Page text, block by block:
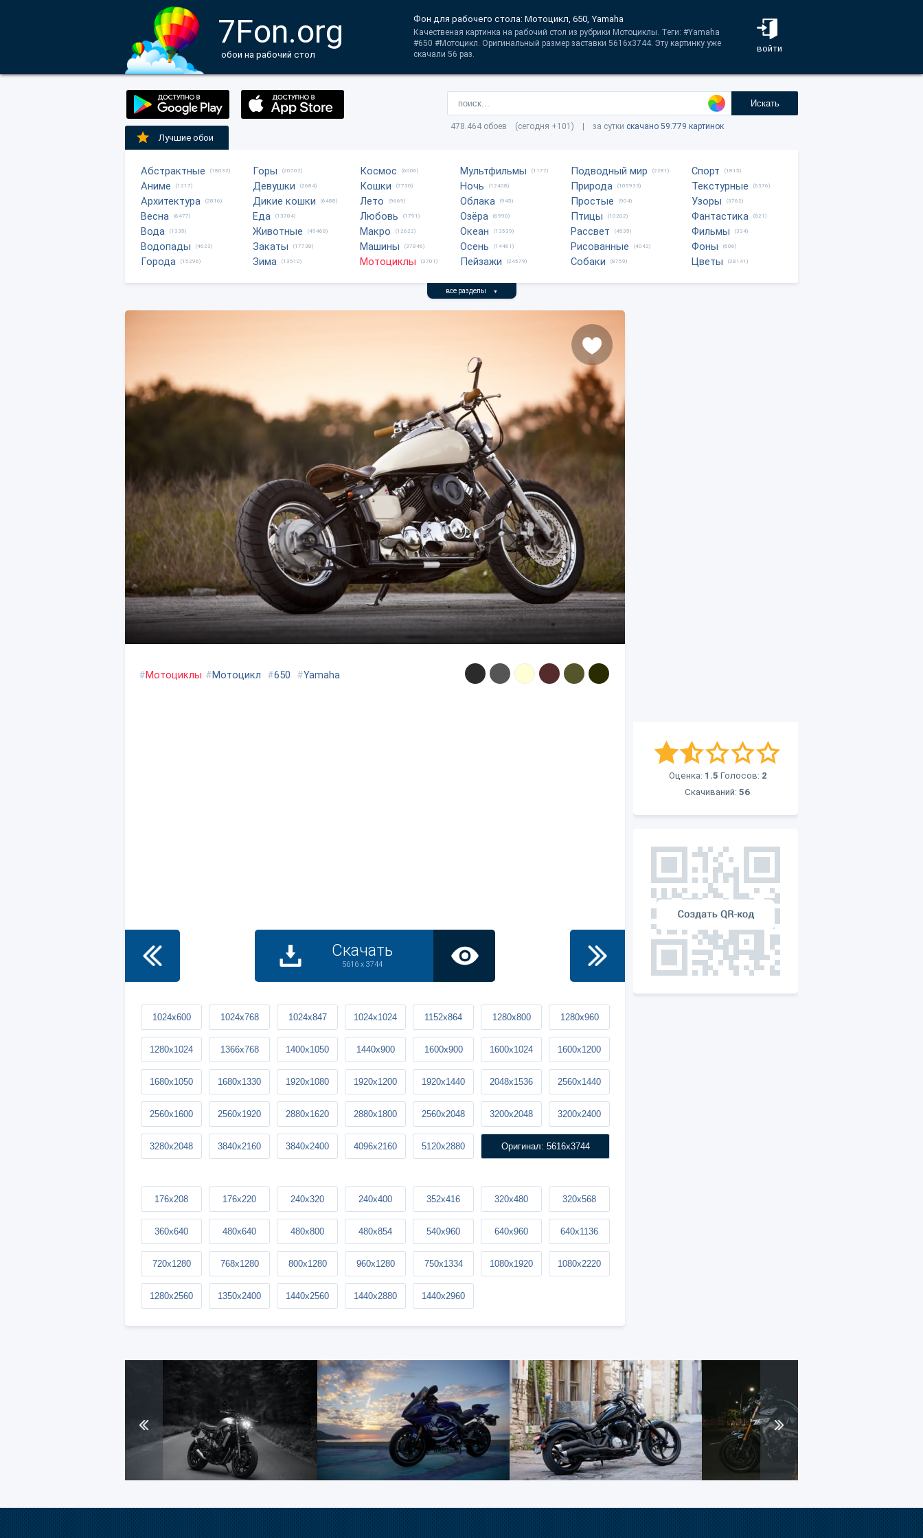
7Fon.org
обои на рабочий стол
войти
Фон для рабочего стола: Мотоцикл, 650, Yamaha
Качественая картинка на рабочий стол из рубрики Мотоциклы. Теги: #Yamaha
#650 #Мотоцикл. Оригинальный размер заставки 5616x3744. Эту картинку уже
скачали 56 раз.
Искать
478.464 обоев (сегодня +101) | за сутки скачано 59.779 картинок
Лучшие обои
Абстрактные (18032)
Аниме (1217)
Архитектура (2816)
Весна (6477)
Вода (1335)
Водопады (4623)
Города (15296)
Горы (20702)
Девушки (2684)
Дикие кошки (6488)
Еда (13704)
Животные (49468)
Закаты (17738)
Зима (13510)
Космос (6006)
Кошки (7730)
Лето (9669)
Любовь (1791)
Макро (12622)
Машины (37846)
Мотоциклы (3701)
Мультфильмы (1177)
Ночь (12408)
Облака (945)
Озёра (6990)
Океан (13539)
Осень (14461)
Пейзажи (24579)
Подводный мир (2281)
Природа (105933)
Простые (904)
Птицы (10202)
Рассвет (4535)
Рисованные (4042)
Собаки (8759)
Спорт (1815)
Текстурные (6376)
Узоры (3762)
Фантастика (821)
Фильмы (334)
Фоны (606)
Цветы (28141)
все разделы ▼
Оценка: 1.5 Голосов: 2
Скачиваний: 56
#Мотоциклы #Мотоцикл #650 #Yamaha
Скачать
5616 x 3744
1024x600 1024x768 1024x847 1024x1024 1152x864 1280x800 1280x960
1280x1024 1366x768 1400x1050 1440x900 1600x900 1600x1024 1600x1200
1680x1050 1680x1330 1920x1080 1920x1200 1920x1440 2048x1536 2560x1440
2560x1600 2560x1920 2880x1620 2880x1800 2560x2048 3200x2048 3200x2400
3280x2048 3840x2160 3840x2400 4096x2160 5120x2880 Оригинал: 5616x3744
176x208 176x220 240x320 240x400 352x416 320x480 320x568
360x640 480x640 480x800 480x854 540x960 640x960 640x1136
720x1280 768x1280 800x1280 960x1280 750x1334 1080x1920 1080x2220
1280x2560 1350x2400 1440x2560 1440x2880 1440x2960